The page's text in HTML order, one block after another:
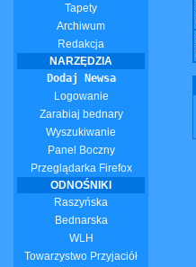
Tapety
Archiwum
Redakcja
NARZĘDZIA
Dodaj Newsa
Logowanie
Zarabiaj bednary
Wyszukiwanie
Panel Boczny
Przeglądarka Firefox
ODNOŚNIKI
Raszyńska
Bednarska
WLH
Towarzystwo Przyjaciół